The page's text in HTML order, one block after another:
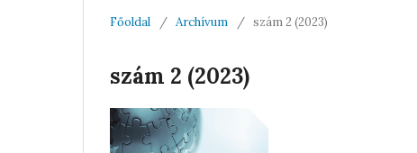
Főoldal / Archívum / szám 2 (2023)
szám 2 (2023)